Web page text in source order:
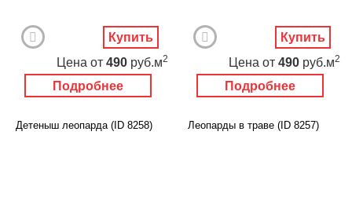
Подробнее
Цена от 490 руб.м2
Купить
Подробнее
Цена от 490 руб.м2
Купить
Детеныш леопарда (ID 8258) Леопарды в траве (ID 8257)